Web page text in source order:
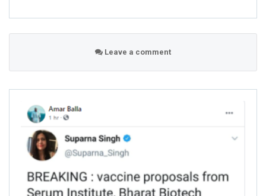
Leave a comment